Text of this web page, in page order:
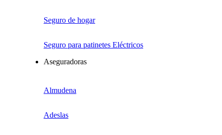
Seguro de hogar
Seguro para patinetes Eléctricos
Aseguradoras
Almudena
Adeslas